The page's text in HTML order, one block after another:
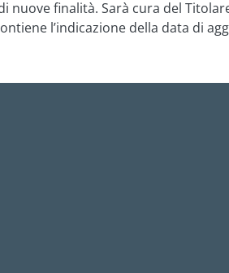
nuove finalità. Sarà cura del
l’indicazione della data di